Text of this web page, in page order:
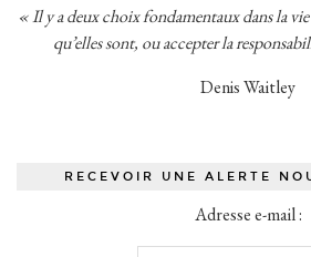
« Il y a deux choix fondamentaux dans la vie
qu’elles sont, ou accepter la
Denis Waitley
RECEVOIR UNE ALERTE
Adresse e-mail :